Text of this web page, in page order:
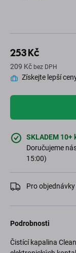
253 Kč
209 Kč bez DPH
Získejte lepší
SKLADEM 10+
Doručujeme
15:00)
Pro
Podrobnosti
Čistící kapalina